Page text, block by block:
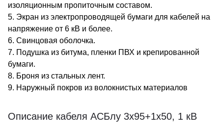
изоляционным пропиточным составом.
5. Экран из электропроводящей бумаги для кабелей на
напряжение от 6 кВ и более.
6. Свинцовая оболочка.
7. Подушка из битума, пленки ПВХ и крепированной
бумаги.
8. Броня из стальных лент.
9. Наружный покров из волокнистых материалов
Описание кабеля АСБлу 3х95+1х50, 1 кВ